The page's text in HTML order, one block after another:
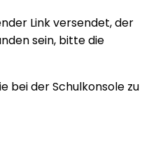
Link versendet, der
sein, bitte die
bei der Schulkonsole zu